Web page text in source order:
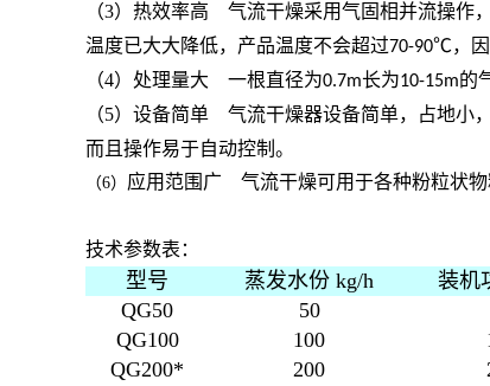
（3）热效率高 气流干燥采用气固相并流操作
温度已大大降低，产品温度不会超过70-90℃，因
（4）处理量大 一根直径为0.7m长为10-15m的
（5）设备简单 气流干燥器设备简单，占地小
而且操作易于自动控制。
（6） 应用范围广 气流干燥可用于各种粉粒状物
技术参数表：
型号 蒸发水份 kg/h 装机
QG50
50
QG100
100
QG200*
200